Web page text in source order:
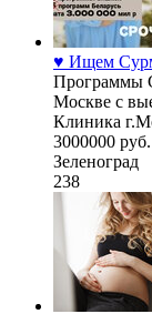
♥️ Ищем
Программы
Москве с
Клиника
3000000 руб.
Зеленоград
238